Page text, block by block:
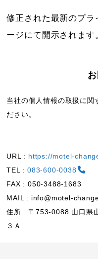
修正された最新のプ
ージにて開示されます
当社の個人情報の取扱に関
ださい。
URL : https://motel-
TEL :083-600-0038
FAX : 050-3488-1683
MAIL : info@motel-
住所 : 〒753-0088 山口県
３Ａ